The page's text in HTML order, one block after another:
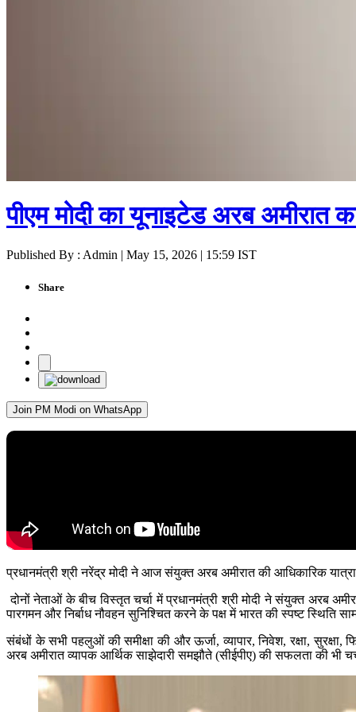
पीएम मोदी का यूनाइटेड अरब अमीरात का
Published By : Admin | May 15, 2026 | 15:59 IST
Share
Join PM Modi on WhatsApp
प्रधानमंत्री श्री नरेंद्र मोदी ने आज संयुक्त अरब अमीरात की आधिकारिक
दोनों नेताओं के बीच विस्तृत चर्चा में प्रधानमंत्री श्री मोदी ने संयुक्त अरब
पारगमन और निर्बाध नौवहन सुनिश्चित करने के पक्ष में भारत की स्पष्ट स्थिति
संबंधों के सभी पहलुओं की समीक्षा की और ऊर्जा, व्यापार, निवेश, रक्षा,
अरब अमीरात व्यापक आर्थिक साझेदारी समझौते (सीईपीए) की सफलता की भी